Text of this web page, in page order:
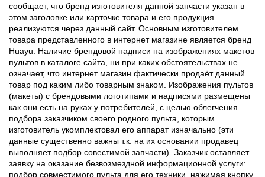
сообщает, что бренд изготовителя данной запчасти указан в
этом заголовке или карточке товара и его продукция
реализуются через данный сайт. Основным изготовителем
товара представленного в интернет магазине является бренд
Huayu. Наличие брендовой надписи на изображениях макетов
пультов в каталоге сайта, ни при каких обстоятельствах не
означает, что интернет магазин фактически продаёт данный
товар под каким либо товарным знаком. Изображения пультов
(макеты) с брендовыми логотипами и надписями размещены
как они есть на руках у потребителей, с целью облегчения
подбора заказчиком своего родного пульта, которым
изготовитель укомплектовал его аппарат изначально (эти
данные существенно важны т.к. на их основании продавец
выполняет подбор совестимой запчасти). Заказчик оставляет
заявку на оказание безвозмездной информационной услуги:
подбор совместимого пульта для его техники, нажимая кнопку